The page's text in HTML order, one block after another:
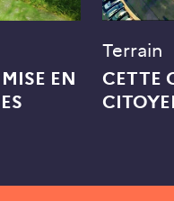
EN
Terrain
CETTE